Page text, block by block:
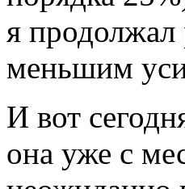
я продолжал
меньшим
И вот
она уже с